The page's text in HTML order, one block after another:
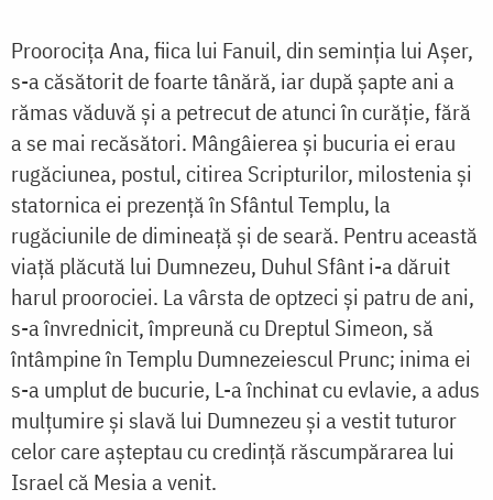
Proorocița Ana, fiica lui Fanuil, din seminția lui Așer,
s-a căsătorit de foarte tânără, iar după șapte ani a
rămas văduvă și a petrecut de atunci în curăție, fără
a se mai recăsători. Mângâierea și bucuria ei erau
rugăciunea, postul, citirea Scripturilor, milostenia și
statornica ei prezență în Sfântul Templu, la
rugăciunile de dimineață și de seară. Pentru această
viață plăcută lui Dumnezeu, Duhul Sfânt i-a dăruit
harul proorociei. La vârsta de optzeci și patru de ani,
s-a învrednicit, împreună cu Dreptul Simeon, să
întâmpine în Templu Dumnezeiescul Prunc; inima ei
s-a umplut de bucurie, L-a închinat cu evlavie, a adus
mulțumire și slavă lui Dumnezeu și a vestit tuturor
celor care așteptau cu credință răscumpărarea lui
Israel că Mesia a venit.